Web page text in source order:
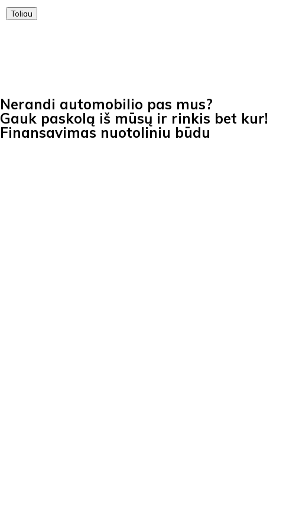
Toliau
Nerandi automobilio pas mus?
Gauk paskolą iš mūsų ir rinkis bet kur!
Finansavimas nuotoliniu būdu